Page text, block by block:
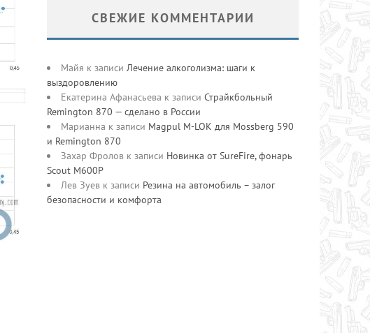
СВЕЖИЕ КОММЕНТАРИИ
Майя к записи Лечение алкоголизма: шаги к
выздоровлению
Екатерина Афанасьева к записи Страйкбольный
Remington 870 — сделано в России
Марианна к записи Magpul M-LOK для Mossberg 590
и Remington 870
Захар Фролов к записи Новинка от SureFire, фонарь
Scout M600P
Лев Зуев к записи Резина на автомобиль – залог
безопасности и комфорта